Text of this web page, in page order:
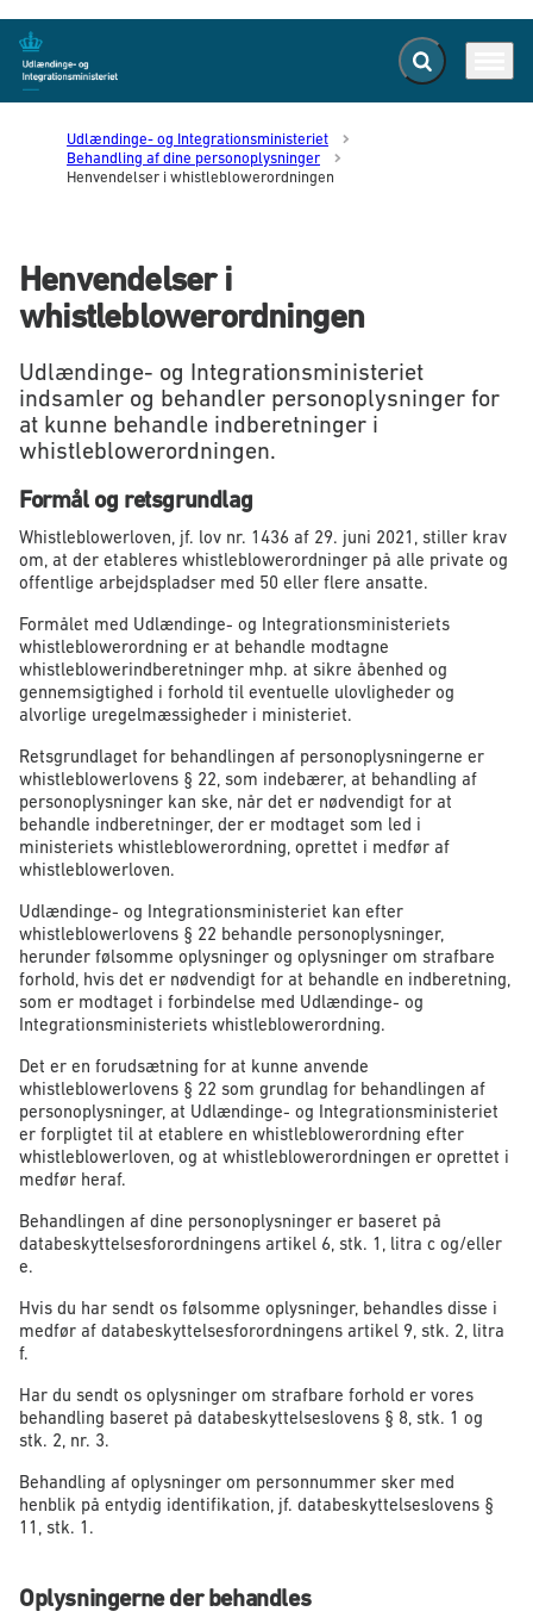
Gå til forsiden Fold søgefelt ud
Udlændinge- og Integrationsministeriet
Behandling af dine personoplysninger
Henvendelser i whistleblowerordningen
Henvendelser i
whistleblowerordningen
Udlændinge- og Integrationsministeriet
indsamler og behandler personoplysninger for
at kunne behandle indberetninger i
whistleblowerordningen.
Formål og retsgrundlag
Whistleblowerloven, jf. lov nr. 1436 af 29. juni 2021, stiller krav
om, at der etableres whistleblowerordninger på alle private og
offentlige arbejdspladser med 50 eller flere ansatte.
Formålet med Udlændinge- og Integrationsministeriets
whistleblowerordning er at behandle modtagne
whistleblowerindberetninger mhp. at sikre åbenhed og
gennemsigtighed i forhold til eventuelle ulovligheder og
alvorlige uregelmæssigheder i ministeriet.
Retsgrundlaget for behandlingen af personoplysningerne er
whistleblowerlovens § 22, som indebærer, at behandling af
personoplysninger kan ske, når det er nødvendigt for at
behandle indberetninger, der er modtaget som led i
ministeriets whistleblowerordning, oprettet i medfør af
whistleblowerloven.
Udlændinge- og Integrationsministeriet kan efter
whistleblowerlovens § 22 behandle personoplysninger,
herunder følsomme oplysninger og oplysninger om strafbare
forhold, hvis det er nødvendigt for at behandle en indberetning,
som er modtaget i forbindelse med Udlændinge- og
Integrationsministeriets whistleblowerordning.
Det er en forudsætning for at kunne anvende
whistleblowerlovens § 22 som grundlag for behandlingen af
personoplysninger, at Udlændinge- og Integrationsministeriet
er forpligtet til at etablere en whistleblowerordning efter
whistleblowerloven, og at whistleblowerordningen er oprettet i
medfør heraf.
Behandlingen af dine personoplysninger er baseret på
databeskyttelsesforordningens artikel 6, stk. 1, litra c og/eller
e.
Hvis du har sendt os følsomme oplysninger, behandles disse i
medfør af databeskyttelsesforordningens artikel 9, stk. 2, litra
f.
Har du sendt os oplysninger om strafbare forhold er vores
behandling baseret på databeskyttelseslovens § 8, stk. 1 og
stk. 2, nr. 3.
Behandling af oplysninger om personnummer sker med
henblik på entydig identifikation, jf. databeskyttelseslovens §
11, stk. 1.
Oplysningerne der behandles